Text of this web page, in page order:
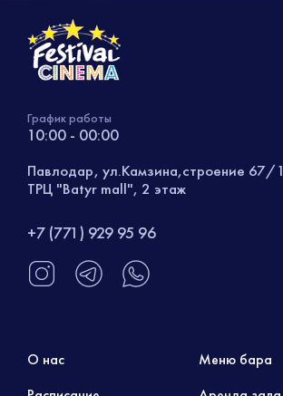
График работы
10:00 - 00:00
Павлодар, ул.Камзина,строение 67/1
ТРЦ "Batyr mall", 2 этаж
+7 (771) 929 95 96
О нас
Меню бара